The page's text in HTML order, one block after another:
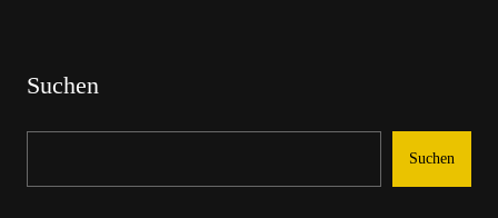
Suchen
Suchen